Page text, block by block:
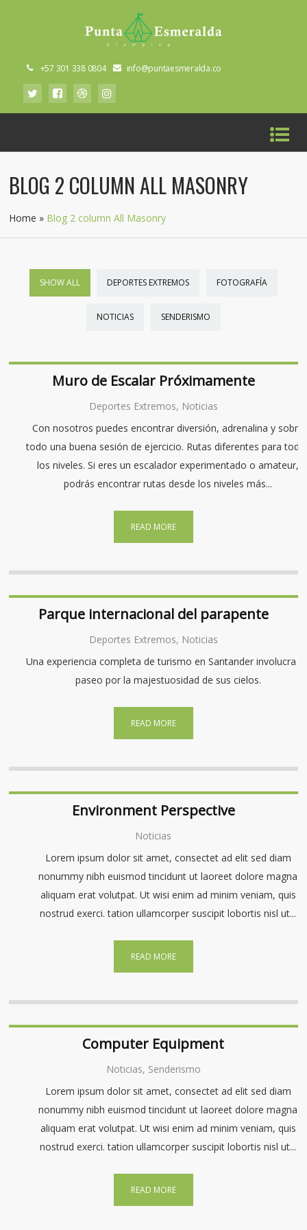
+57 301 338 0804 info@puntaesmeralda.co
BLOG 2 COLUMN ALL MASONRY
Home » Blog 2 column All Masonry
SHOW ALL DEPORTES EXTREMOS FOTOGRAFÍA
NOTICIAS SENDERISMO
Muro de Escalar Próximamente
Deportes Extremos, Noticias
Con nosotros puedes encontrar diversión, adrenalina y sobre
todo una buena sesión de ejercicio. Rutas diferentes para
los niveles. Si eres un escalador experimentado o amateur,
podrás encontrar rutas desde los niveles más...
READ MORE
Parque internacional del parapente
Deportes Extremos, Noticias
Una experiencia completa de turismo en Santander involucra
paseo por la majestuosidad de sus cielos.
READ MORE
Environment Perspective
Noticias
Lorem ipsum dolor sit amet, consectet ad elit sed diam
nonummy nibh euismod tincidunt ut laoreet dolore magna
aliquam erat volutpat. Ut wisi enim ad minim veniam, quis
nostrud exerci. tation ullamcorper suscipit lobortis nisl ut...
READ MORE
Computer Equipment
Noticias, Senderismo
Lorem ipsum dolor sit amet, consectet ad elit sed diam
nonummy nibh euismod tincidunt ut laoreet dolore magna
aliquam erat volutpat. Ut wisi enim ad minim veniam, quis
nostrud exerci. tation ullamcorper suscipit lobortis nisl ut...
READ MORE